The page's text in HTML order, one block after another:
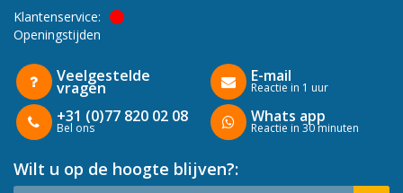
Klantenservice:
Openingstijden
Veelgestelde
vragen
+31 (0)77 820 02 08
Bel ons
E-mail
Reactie in 1 uur
Whats app
Reactie in 30 minuten
Wilt u op de hoogte blijven?: